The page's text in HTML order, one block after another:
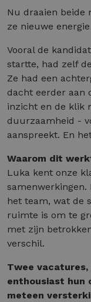
Nu draaien beide
ze nieuwe
Vooral de
startte, had zelf
Ze had een
dacht eerder aan
inzicht en de klik
duurzaamheid -
aanspreekt. En
Waarom dit
Luka kent onze
samenwerkingen.
het team, wat de
ruimte is om te
met zijn
verschil.
Twee
enthousiast hun
meteen